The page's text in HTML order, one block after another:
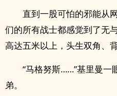
直到一股可怕的邪能从
们的所有战士都感觉到了无
高达五米以上，头生双角、
“马格努斯……”基里曼一
弟。